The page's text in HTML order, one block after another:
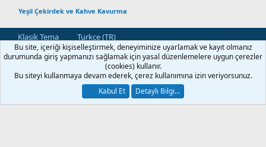
Yeşil Çekirdek ve Kahve Kavurma
Klasik Tema
Turkce (TR)
Bize Ulaşın
Kullanım ve Şartlar Gizlilik Politikası
Yardım
R
S
Community platform by XenForo® © 2010-2026 XenForo Ltd.
[XGT] Forum statistics system- XenGenTr
Bu site, içeriği kişiselleştirmek, deneyiminize uyarlamak ve kayıt olmanız
durumunda giriş yapmanızı sağlamak için yasal düzenlemelere uygun çerezler
(cookies) kullanır.
Bu siteyi kullanmaya devam ederek, çerez kullanımına izin veriyorsunuz.
Kabul Et
Detaylı Bilgi...